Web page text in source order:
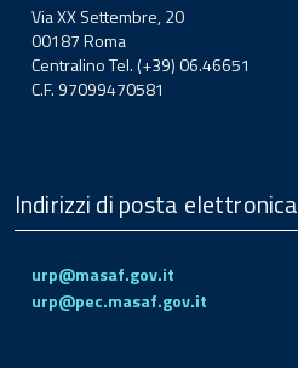
Via XX Settembre, 20
00187 Roma
Centralino Tel. (+39) 06.46651
C.F. 97099470581
Indirizzi di posta elettronica
urp@masaf.gov.it
urp@pec.masaf.gov.it